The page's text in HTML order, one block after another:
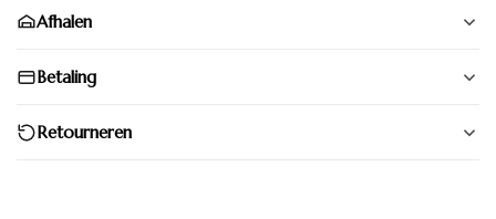
Afhalen
Betaling
Retourneren